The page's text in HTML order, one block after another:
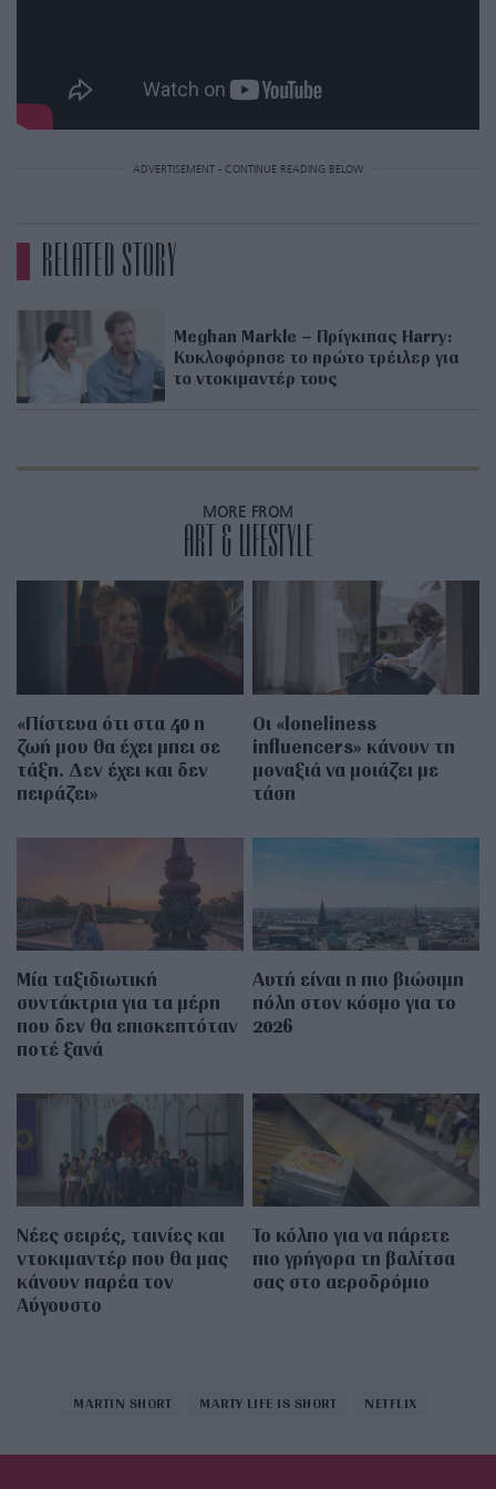
ADVERTISEMENT - CONTINUE READING BELOW
RELATED STORY
Meghan Markle – Πρίγκιπας Harry:
Κυκλοφόρησε το πρώτο τρέιλερ για
το ντοκιμαντέρ τους
MORE FROM
ART & LIFESTYLE
«Πίστευα ότι στα 40 η
ζωή μου θα έχει μπει σε
τάξη. Δεν έχει και δεν
πειράζει»
Οι «loneliness
influencers» κάνουν τη
μοναξιά να μοιάζει με
τάση
Μία ταξιδιωτική
συντάκτρια για τα μέρη
που δεν θα επισκεπτόταν
ποτέ ξανά
Αυτή είναι η πιο βιώσιμη
πόλη στον κόσμο για το
2026
Νέες σειρές, ταινίες και
ντοκιμαντέρ που θα μας
κάνουν παρέα τον
Αύγουστο
Το κόλπο για να πάρετε
πιο γρήγορα τη βαλίτσα
σας στο αεροδρόμιο
MARTIN SHORT MARTY LIFE IS SHORT NETFLIX